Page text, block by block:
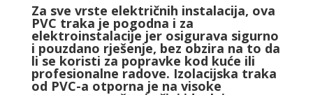
Za sve vrste električnih instalacija, ova
PVC traka je pogodna i za
elektroinstalacije jer osigurava sigurno
i pouzdano rješenje, bez obzira na to da
li se koristi za popravke kod kuće ili
profesionalne radove. Izolacijska traka
od PVC-a otporna je na visoke